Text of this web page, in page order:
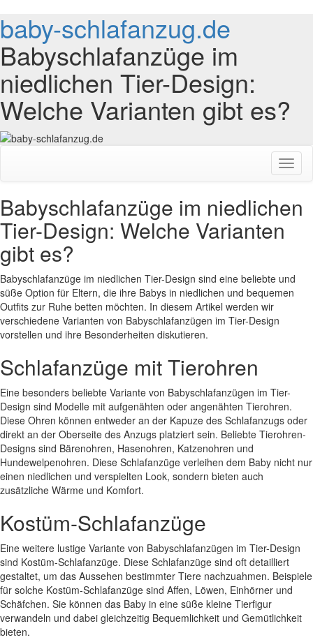
baby-schlafanzug.de
Babyschlafanzüge im
niedlichen Tier-Design:
Welche Varianten gibt es?
Babyschlafanzüge im niedlichen
Tier-Design: Welche Varianten
gibt es?
Babyschlafanzüge im niedlichen Tier-Design sind eine beliebte und
süße Option für Eltern, die ihre Babys in niedlichen und bequemen
Outfits zur Ruhe betten möchten. In diesem Artikel werden wir
verschiedene Varianten von Babyschlafanzügen im Tier-Design
vorstellen und ihre Besonderheiten diskutieren.
Schlafanzüge mit Tierohren
Eine besonders beliebte Variante von Babyschlafanzügen im Tier-
Design sind Modelle mit aufgenähten oder angenähten Tierohren.
Diese Ohren können entweder an der Kapuze des Schlafanzugs oder
direkt an der Oberseite des Anzugs platziert sein. Beliebte Tierohren-
Designs sind Bärenohren, Hasenohren, Katzenohren und
Hundewelpenohren. Diese Schlafanzüge verleihen dem Baby nicht nur
einen niedlichen und verspielten Look, sondern bieten auch
zusätzliche Wärme und Komfort.
Kostüm-Schlafanzüge
Eine weitere lustige Variante von Babyschlafanzügen im Tier-Design
sind Kostüm-Schlafanzüge. Diese Schlafanzüge sind oft detailliert
gestaltet, um das Aussehen bestimmter Tiere nachzuahmen. Beispiele
für solche Kostüm-Schlafanzüge sind Affen, Löwen, Einhörner und
Schäfchen. Sie können das Baby in eine süße kleine Tierfigur
verwandeln und dabei gleichzeitig Bequemlichkeit und Gemütlichkeit
bieten.